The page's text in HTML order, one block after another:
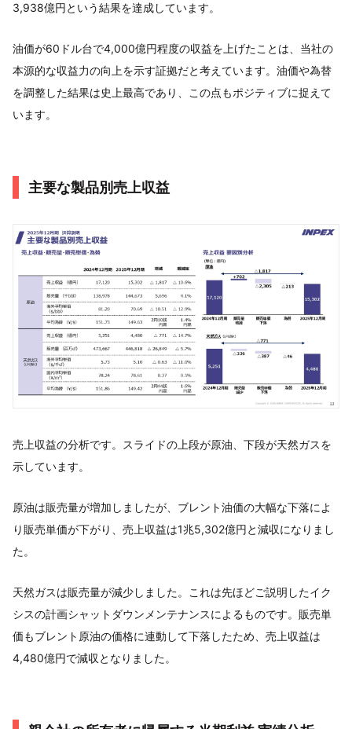
3,938億円という結果を達成しています。
油価が60ドル台で4,000億円程度の収益を上げたことは、当社の
本源的な収益力の向上を示す証拠だと考えています。油価や為替
を調整した結果は史上最高であり、この点もポジティブに捉えて
います。
主要な製品別売上収益
売上収益の分析です。スライドの上段が原油、下段が天然ガスを
示しています。
原油は販売量が増加しましたが、ブレント油価の大幅な下落によ
り販売単価が下がり、売上収益は1兆5,302億円と減収になりまし
た。
天然ガスは販売量が減少しました。これは先ほどご説明したイク
シスの計画シャットダウンメンテナンスによるものです。販売単
価もブレント原油の価格に連動して下落したため、売上収益は
4,480億円で減収となりました。